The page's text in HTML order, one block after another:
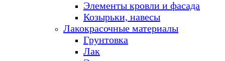
Элементы кровли и фасада
Козырьки, навесы
Лакокрасочные материалы
Грунтовка
Лак